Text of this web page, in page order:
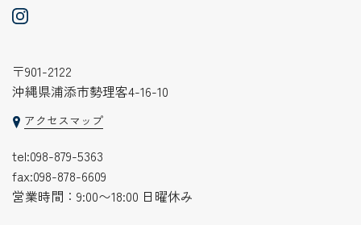
〒901-2122
沖縄県浦添市勢理客4-16-10
アクセスマップ
tel:098-879-5363
fax:098-878-6609
営業時間：9:00〜18:00 日曜休み